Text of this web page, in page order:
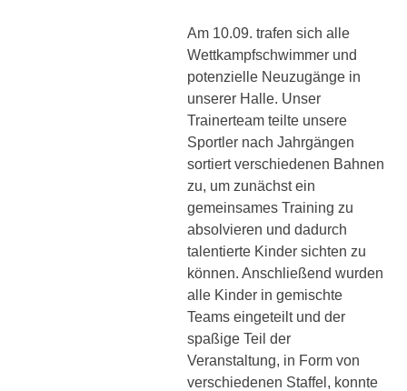
AKTUELLES
Am 10.09. trafen sich alle
Wettkampfschwimmer und
potenzielle Neuzugänge in
unserer Halle. Unser
Trainerteam teilte unsere
Sportler nach Jahrgängen
sortiert verschiedenen Bahnen
zu, um zunächst ein
gemeinsames Training zu
absolvieren und dadurch
talentierte Kinder sichten zu
können. Anschließend wurden
alle Kinder in gemischte
Teams eingeteilt und der
spaßige Teil der
Veranstaltung, in Form von
verschiedenen Staffel, konnte